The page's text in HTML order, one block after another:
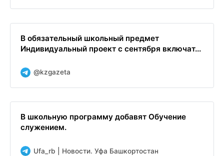
В обязательный школьный предмет
Индивидуальный проект с сентября включат...
@kzgazeta
В школьную программу добавят Обучение
служением.
Ufa_rb | Новости. Уфа Башкортостан